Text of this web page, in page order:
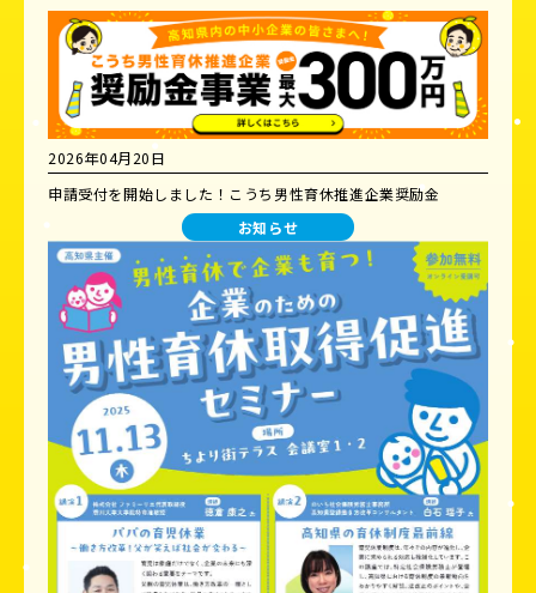
2026年04月20日
申請受付を開始しました！こうち男性育休推進企業奨励金
お知らせ